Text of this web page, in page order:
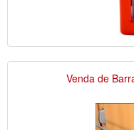
Venda de